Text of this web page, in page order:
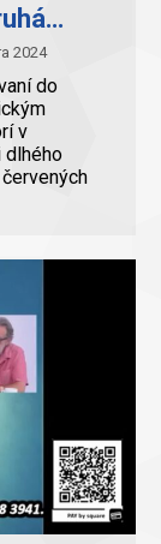
2024
do
v
dlhého